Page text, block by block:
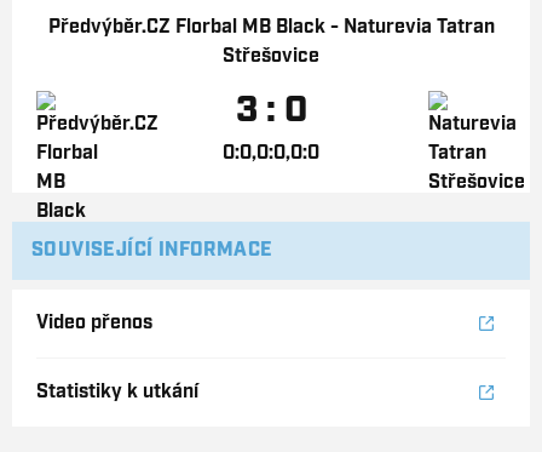
Předvýběr.CZ Florbal MB Black - Naturevia Tatran
Střešovice
3 : 0
0:0,0:0,0:0
SOUVISEJÍCÍ INFORMACE
Video přenos
Statistiky k utkání